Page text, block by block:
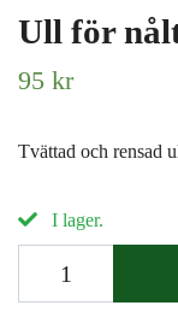
Ull för
95 kr
Tvättad och rensad
I lager.